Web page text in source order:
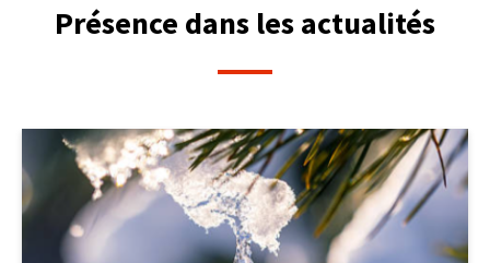
Présence dans les actualités